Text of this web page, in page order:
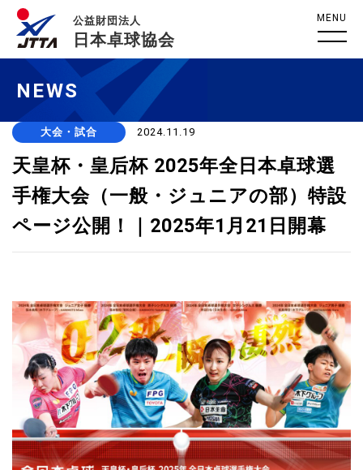
公益財団法人
日本卓球協会
MENU
NEWS
大会・試合 2024.11.19
天皇杯・皇后杯 2025年全日本卓球選
手権大会（一般・ジュニアの部）特設
ページ公開！｜2025年1月21日開幕